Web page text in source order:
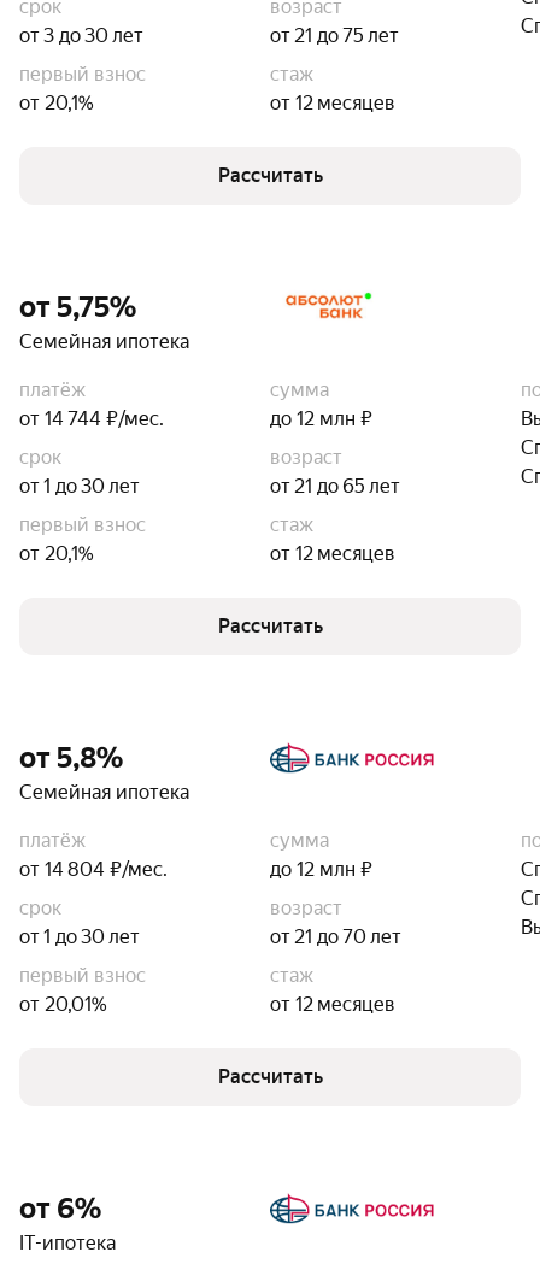
срок
от 3 до 30 лет
возраст
от 21 до 75 лет
первый взнос
от 20,1%
стаж
от 12 месяцев
Рассчитать
от 5,75%
Семейная ипотека
платёж
от 14 744 ₽/мес.
сумма
до 12 млн ₽
срок
от 1 до 30 лет
возраст
от 21 до 65 лет
первый взнос
от 20,1%
стаж
от 12 месяцев
Рассчитать
от 5,8%
Семейная ипотека
платёж
от 14 804 ₽/мес.
сумма
до 12 млн ₽
срок
от 1 до 30 лет
возраст
от 21 до 70 лет
первый взнос
от 20,01%
стаж
от 12 месяцев
Рассчитать
от 6%
IT-ипотека